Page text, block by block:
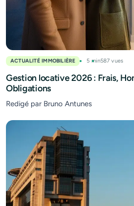
ACTUALITÉ IMMOBILIÈRE 5 min587 vues
Gestion locative 2026 : Frais,
Obligations
Redigé par Bruno Antunes